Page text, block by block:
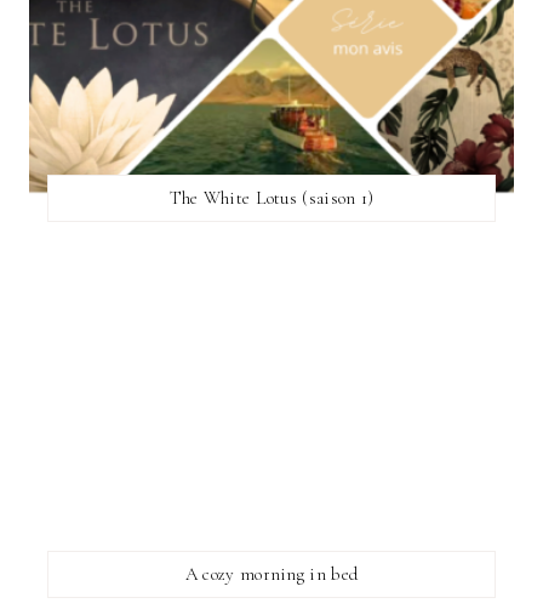
The White Lotus (saison 1)
A cozy morning in bed